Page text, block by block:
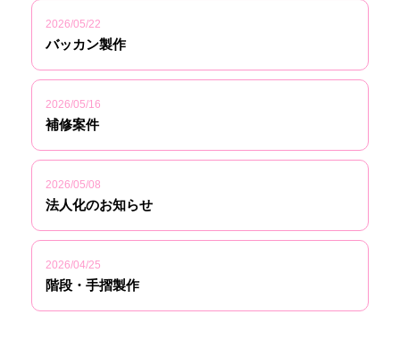
2026/05/22
バッカン製作
2026/05/16
補修案件
2026/05/08
法人化のお知らせ
2026/04/25
階段・手摺製作